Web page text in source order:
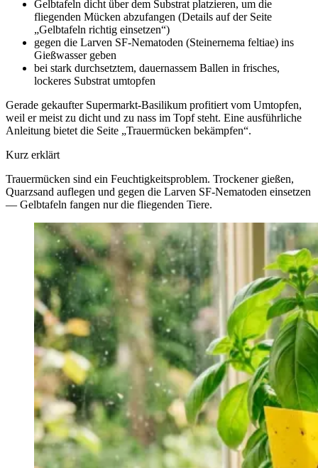
Gelbtafeln dicht über dem Substrat platzieren, um die
fliegenden Mücken abzufangen (Details auf der Seite
„Gelbtafeln richtig einsetzen“)
gegen die Larven SF-Nematoden (Steinernema feltiae) ins
Gießwasser geben
bei stark durchsetztem, dauernassem Ballen in frisches,
lockeres Substrat umtopfen
Gerade gekaufter Supermarkt-Basilikum profitiert vom Umtopfen,
weil er meist zu dicht und zu nass im Topf steht. Eine ausführliche
Anleitung bietet die Seite „Trauermücken bekämpfen“.
Kurz erklärt
Trauermücken sind ein Feuchtigkeitsproblem. Trockener gießen,
Quarzsand auflegen und gegen die Larven SF-Nematoden einsetzen
— Gelbtafeln fangen nur die fliegenden Tiere.